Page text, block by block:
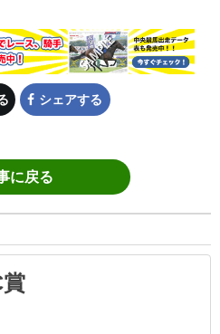
シェアする
に戻る